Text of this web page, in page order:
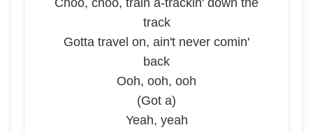
Choo, choo, train a-trackin' down the
track
Gotta travel on, ain't never comin'
back
Ooh, ooh, ooh
(Got a)
Yeah, yeah